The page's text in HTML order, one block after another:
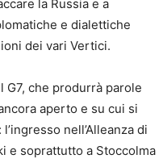
la Russia e a
e dialettiche
dei vari Vertici.
che produrrà parole
aperto e su cui si
nell’Alleanza di
e soprattutto a Stoccolma